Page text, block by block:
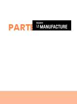
PARTENAIRES